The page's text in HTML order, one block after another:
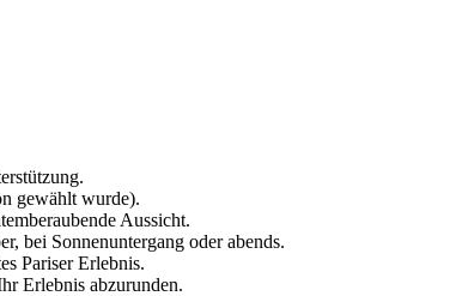
gewählt wurde).
Aussicht.
bei Sonnenuntergang oder abends.
Pariser Erlebnis.
Erlebnis abzurunden.